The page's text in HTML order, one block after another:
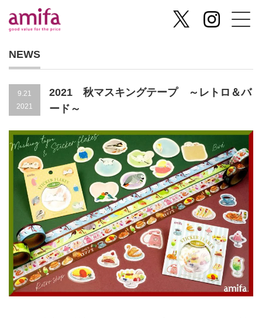
NEWS
9.21
2021
2021 秋マスキングテープ ～レトロ＆バ
ード～